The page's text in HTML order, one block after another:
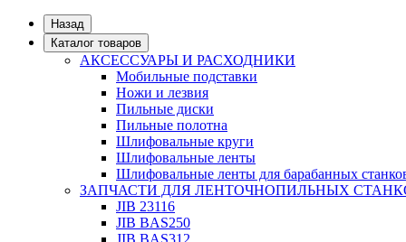
Назад
Каталог товаров
АКСЕССУАРЫ И РАСХОДНИКИ
Мобильные подставки
Ножи и лезвия
Пильные диски
Пильные полотна
Шлифовальные круги
Шлифовальные ленты
Шлифовальные ленты для барабанных
ЗАПЧАСТИ ДЛЯ ЛЕНТОЧНОПИЛЬНЫХ
JIB 23116
JIB BAS250
JIB BAS312